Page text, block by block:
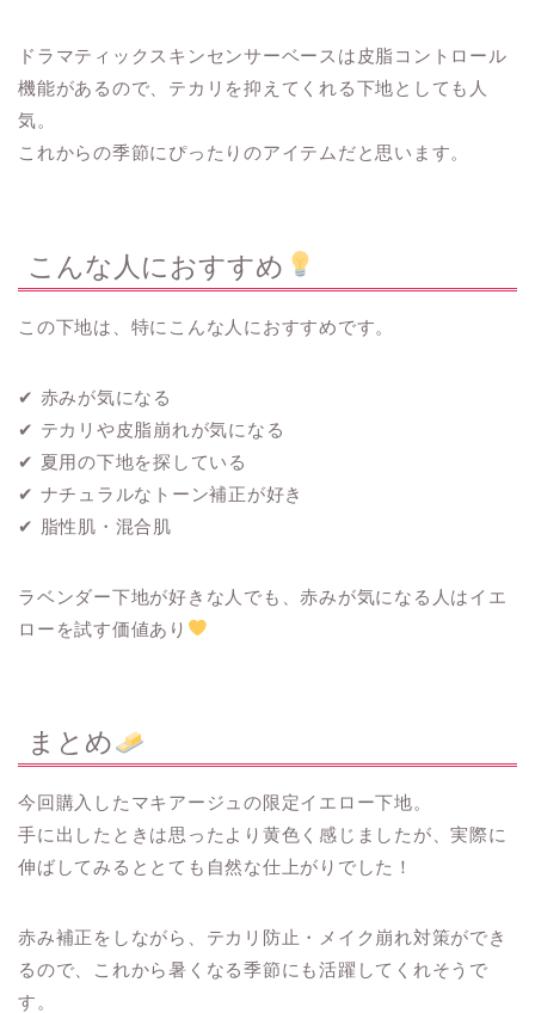
ドラマティックスキンセンサーベースは皮脂コントロール
機能があるので、テカリを抑えてくれる下地としても人
気。
これからの季節にぴったりのアイテムだと思います。
こんな人におすすめ
この下地は、特にこんな人におすすめです。
✔ 赤みが気になる
✔ テカリや皮脂崩れが気になる
✔ 夏用の下地を探している
✔ ナチュラルなトーン補正が好き
✔ 脂性肌・混合肌
ラベンダー下地が好きな人でも、赤みが気になる人はイエ
ローを試す価値あり
まとめ
今回購入したマキアージュの限定イエロー下地。
手に出したときは思ったより黄色く感じましたが、実際に
伸ばしてみるととても自然な仕上がりでした！
赤み補正をしながら、テカリ防止・メイク崩れ対策ができ
るので、これから暑くなる季節にも活躍してくれそうで
す。